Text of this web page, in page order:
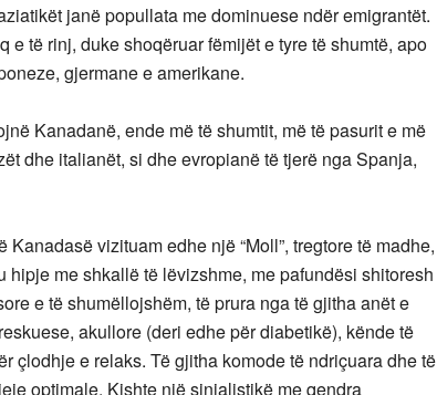
janë popullata me dominuese ndër emigrantët.
të rinj, duke shoqëruar fëmijët e tyre të shumtë, apo
gjermane e amerikane.
Kanadanë, ende më të shumtit, më të pasurit e më
dhe italianët, si dhe evropianë të tjerë nga Spanja,
vizituam edhe një “Moll”, tregtore të madhe,
me shkallë të lëvizshme, me pafundësi shitoresh
e të shumëllojshëm, të prura nga të gjitha anët e
akullore (deri edhe për diabetikë), kënde të
çlodhje e relaks. Të gjitha komode të ndriçuara dhe të
optimale. Kishte një sinjalistikë me qendra